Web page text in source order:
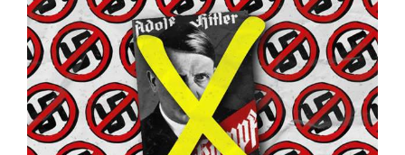
Larger
Image